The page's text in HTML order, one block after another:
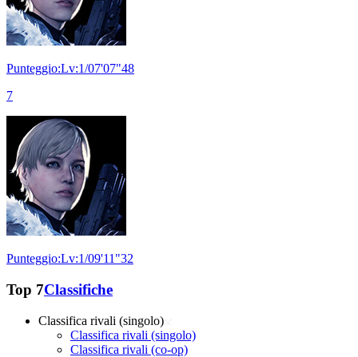
Punteggio:Lv:1/07'07"48
7
Punteggio:Lv:1/09'11"32
Top 7Classifiche
Classifica rivali (singolo)
Classifica rivali (singolo)
Classifica rivali (co-op)